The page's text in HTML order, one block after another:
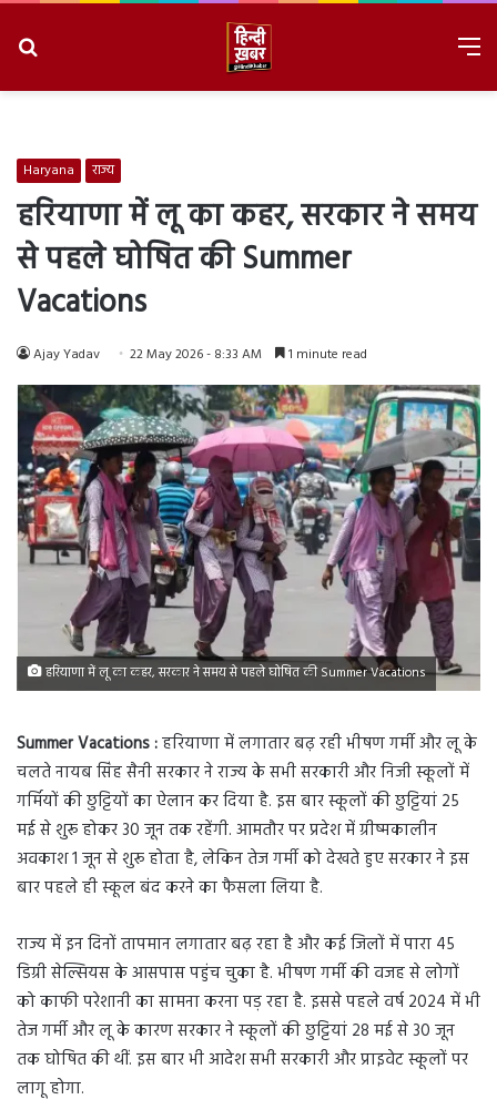
Haryana राज्य
हरियाणा में लू का कहर, सरकार ने समय
से पहले घोषित की Summer
Vacations
Ajay Yadav 22 May 2026 - 8:33 AM 1 minute read
हरियाणा में लू का कहर, सरकार ने समय से पहले घोषित की Summer Vacations
Summer Vacations :हरियाणा में लगातार बढ़ रही भीषण गर्मी और लू के
चलते नायब सिंह सैनी सरकार ने राज्य के सभी सरकारी और निजी स्कूलों में
गर्मियों की छुट्टियों का ऐलान कर दिया है. इस बार स्कूलों की छुट्टियां 25
मई से शुरू होकर 30 जून तक रहेंगी. आमतौर पर प्रदेश में ग्रीष्मकालीन
अवकाश 1 जून से शुरू होता है, लेकिन तेज गर्मी को देखते हुए सरकार ने इस
बार पहले ही स्कूल बंद करने का फैसला लिया है.
राज्य में इन दिनों तापमान लगातार बढ़ रहा है और कई जिलों में पारा 45
डिग्री सेल्सियस के आसपास पहुंच चुका है. भीषण गर्मी की वजह से लोगों
को काफी परेशानी का सामना करना पड़ रहा है. इससे पहले वर्ष 2024 में भी
तेज गर्मी और लू के कारण सरकार ने स्कूलों की छुट्टियां 28 मई से 30 जून
तक घोषित की थीं. इस बार भी आदेश सभी सरकारी और प्राइवेट स्कूलों पर
लागू होगा.